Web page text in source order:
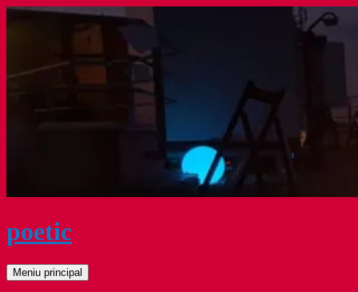
Sari
poetic
Caută
Meniu principal